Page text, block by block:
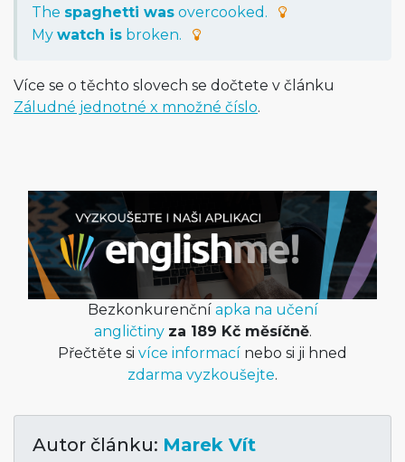
The spaghetti was overcooked.
My watch is broken.
Více se o těchto slovech se dočtete v článku
Záludné jednotné x množné číslo.
Bezkonkurenční apka na učení
angličtiny za 189 Kč měsíčně.
Přečtěte si více informací nebo si ji hned
zdarma vyzkoušejte.
Autor článku: Marek Vít